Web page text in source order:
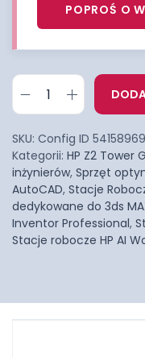
POPROŚ O
SKU: Config ID 54158969
Kategorii: HP Z2 Tower
inżynierów, Sprzęt
AutoCAD, Stacje
dedykowane do 3ds
Inventor Professional,
Stacje robocze HP AI